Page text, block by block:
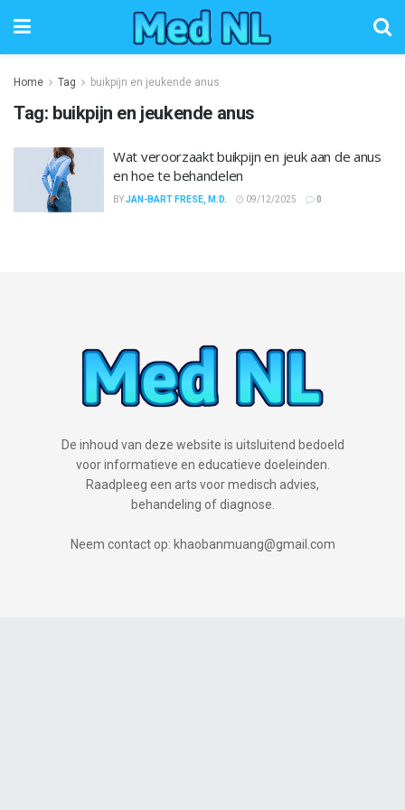
Home Tag buikpijn en jeukende anus
Tag: buikpijn en jeukende anus
Wat veroorzaakt buikpijn en jeuk aan de anus
en hoe te behandelen
BYJAN-BART FRESE, M.D. 09/12/2025 0
De inhoud van deze website is uitsluitend bedoeld
voor informatieve en educatieve doeleinden.
Raadpleeg een arts voor medisch advies,
behandeling of diagnose.
Neem contact op: khaobanmuang@gmail.com